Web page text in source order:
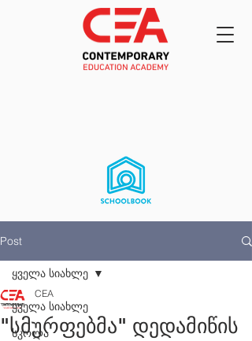
Post
ყველა სიახლე
სკოლა
ყველა სიახლე
"სმურფებმა" დედამიწის
CEA